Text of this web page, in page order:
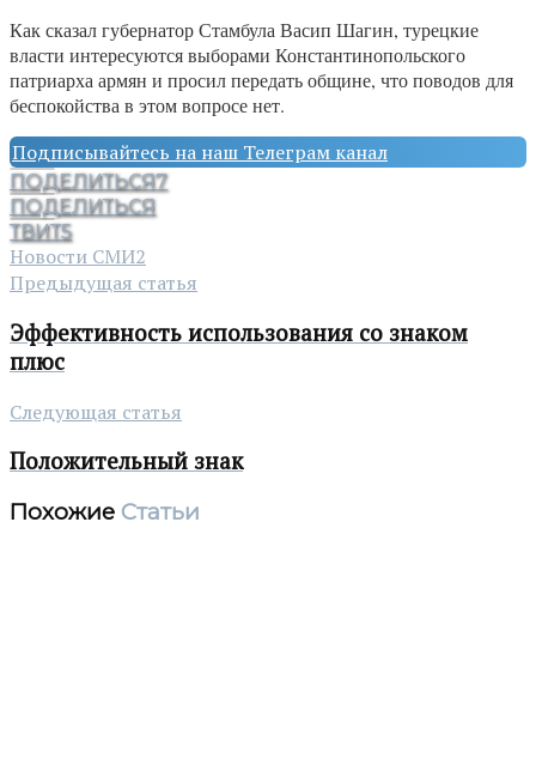
Как сказал губернатор Стамбула Васип Шагин, турецкие
власти интересуются выборами Константинопольского
патриарха армян и просил передать общине, что поводов для
беспокойства в этом вопросе нет.
Подписывайтесь на наш Телеграм канал
ПОДЕЛИТЬСЯ7
ПОДЕЛИТЬСЯ
ТВИТ5
Новости СМИ2
Предыдущая статья
Эффективность использования со знаком
плюс
Следующая статья
Положительный знак
Похожие Статьи